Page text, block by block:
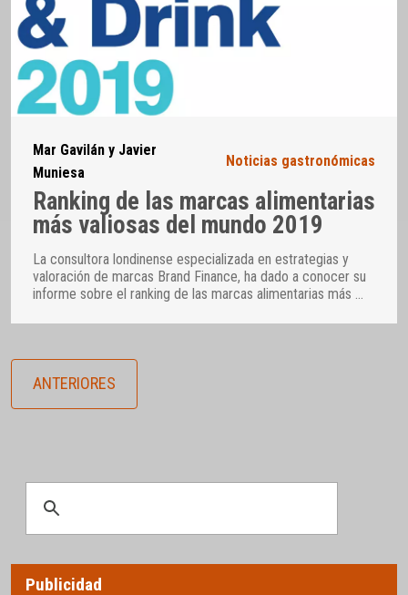
Mar Gavilán y Javier
Muniesa
Noticias gastronómicas
Ranking de las marcas alimentarias
más valiosas del mundo 2019
La consultora londinense especializada en estrategias y
valoración de marcas Brand Finance, ha dado a conocer su
informe sobre el ranking de las marcas alimentarias más
ANTERIORES
Publicidad